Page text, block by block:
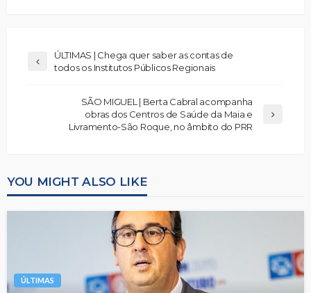
ÚLTIMAS | Chega quer saber as contas de
todos os Institutos Públicos Regionais
SÃO MIGUEL | Berta Cabral acompanha
obras dos Centros de Saúde da Maia e
Livramento-São Roque, no âmbito do PRR
YOU MIGHT ALSO LIKE
ÚLTIMAS